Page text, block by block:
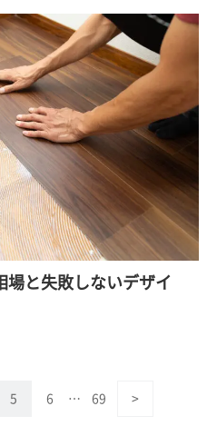
場と失敗しないデザイ
5 6 … 69 >